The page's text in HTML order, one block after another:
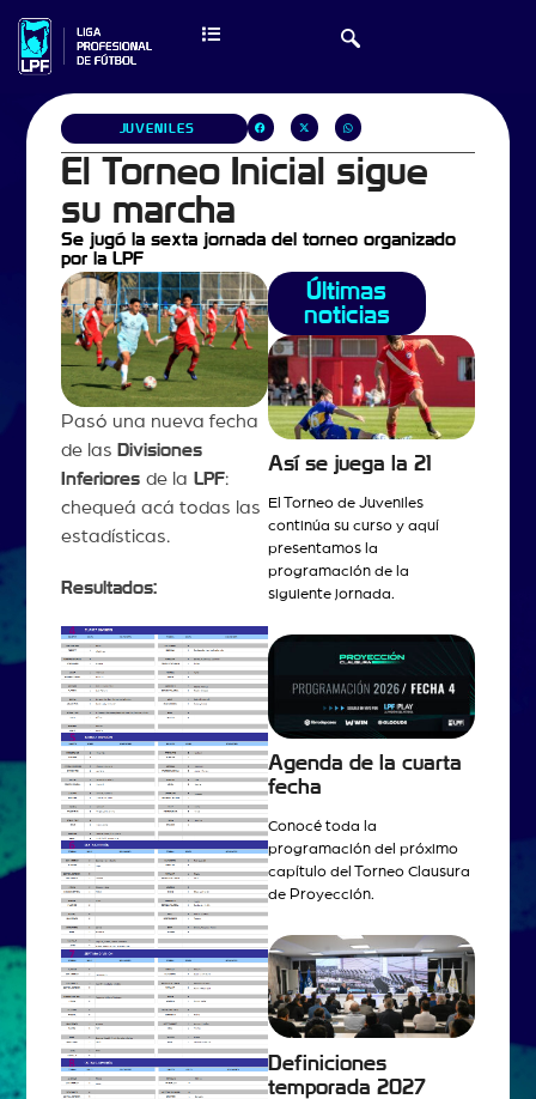
JUVENILES
El Torneo Inicial sigue
su marcha
Se jugó la sexta jornada del torneo organizado
por la LPF
Pasó una nueva fecha
de las Divisiones
Inferiores de la LPF:
chequeá acá todas las
estadísticas.
Resultados:
Últimas
noticias
Así se juega la 21
El Torneo de Juveniles
continúa su curso y aquí
presentamos la
programación de la
siguiente jornada.
Agenda de la cuarta
fecha
Conocé toda la
programación del próximo
capítulo del Torneo Clausura
de Proyección.
Definiciones
temporada 2027